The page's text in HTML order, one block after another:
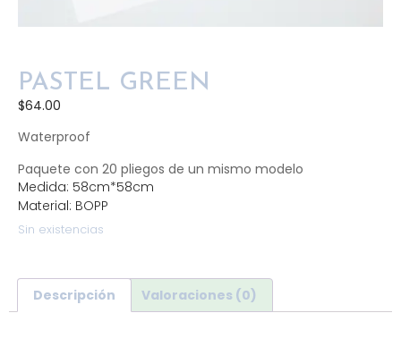
PASTEL GREEN
$64.00
Waterproof
Paquete con 20 pliegos de un mismo modelo
Medida: 58cm*58cm
Material: BOPP
Sin existencias
Descripción Valoraciones (0)